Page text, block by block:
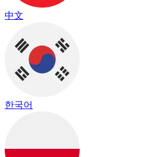
中文
한국어